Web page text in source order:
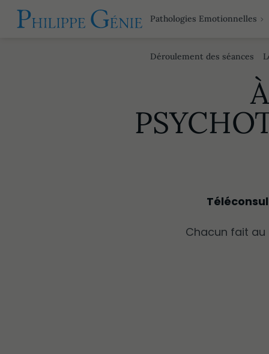
Pathologies Emotionnelles
Déroulement des séances
Chacun fait au